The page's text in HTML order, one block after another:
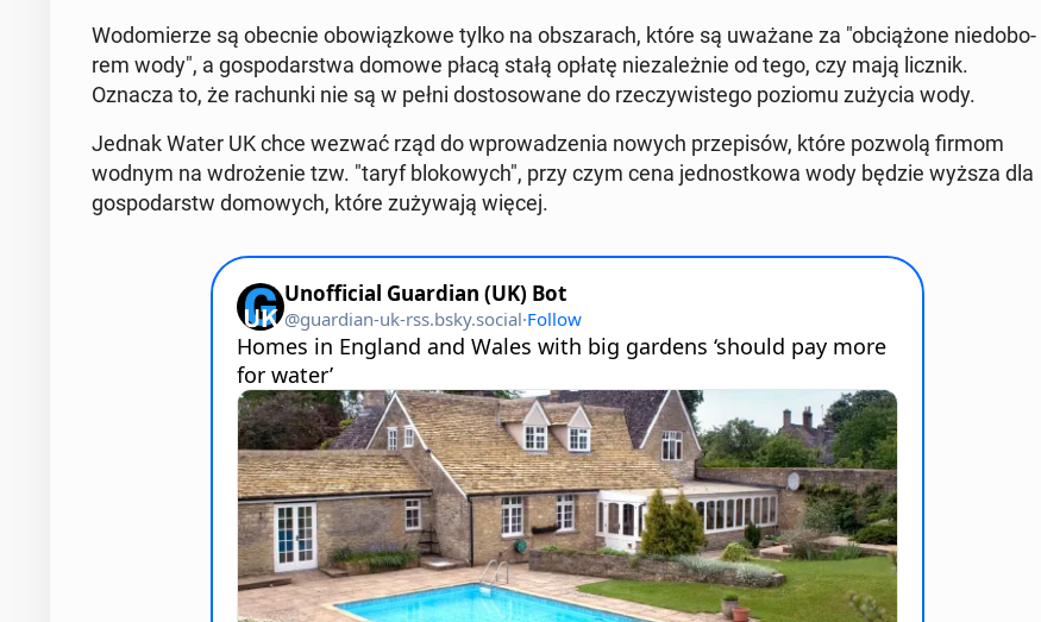
Wo­do­mie­rze są obecnie obo­wiąz­ko­we tylko na ob­sza­rach, które są uważane za "ob­cią­żo­ne nie­do­bo­
rem wody", a go­spo­dar­stwa domowe płacą stałą opłatę nie­za­leż­nie od tego, czy mają licznik.
Oznacza to, że ra­chun­ki nie są w pełni do­sto­so­wa­ne do rze­czy­wi­ste­go poziomu zużycia wody.
Jednak Water UK chce wezwać rząd do wpro­wa­dze­nia nowych prze­pi­sów, które pozwolą firmom
wodnym na wdro­że­nie tzw. "taryf blo­ko­wych", przy czym cena jed­nost­ko­wa wody będzie wyższa dla
go­spo­darstw do­mo­wych, które zu­ży­wa­ją więcej.